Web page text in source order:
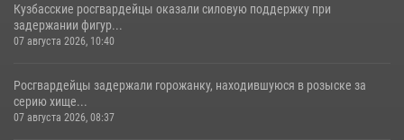
Кузбасские росгвардейцы оказали силовую поддержку при
задержании фигур...
07 августа 2026, 10:40
Росгвардейцы задержали горожанку, находившуюся в розыске за
серию хище...
07 августа 2026, 08:37